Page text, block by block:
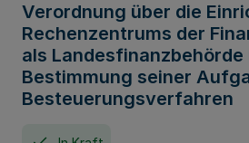
Verordnung über die
Rechenzentrums der
als Landesfinanzbehörde
Bestimmung seiner
Besteuerungsverfahren